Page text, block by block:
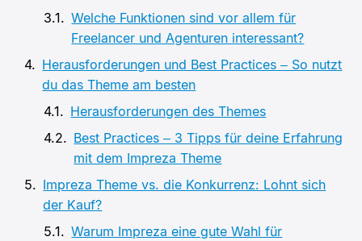
Welche Funktionen sind vor allem für
Freelancer und Agenturen interessant?
Herausforderungen und Best Practices – So nutzt
du das Theme am besten
Herausforderungen des Themes
Best Practices – 3 Tipps für deine Erfahrung
mit dem Impreza Theme
Impreza Theme vs. die Konkurrenz: Lohnt sich
der Kauf?
Warum Impreza eine gute Wahl für